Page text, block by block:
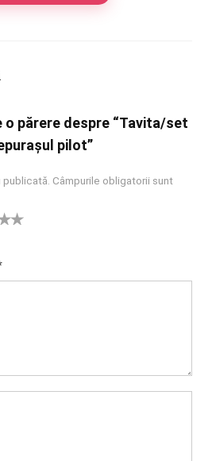
o părere despre “Tavita/set
pilot”
Câmpurile obligatorii sunt